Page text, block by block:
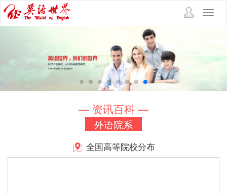
— 资讯百科 —
外语院系
全国高等院校分布